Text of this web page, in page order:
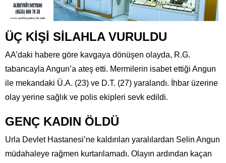
ÜÇ KİŞİ SİLAHLA VURULDU
AA’daki habere göre kavgaya dönüşen olayda, R.G.
tabancayla Angun’a ateş etti. Mermilerin isabet ettiği Angun
ile mekandaki Ü.A. (23) ve D.T. (27) yaralandı. İhbar üzerine
olay yerine sağlık ve polis ekipleri sevk edildi.
GENÇ KADIN ÖLDÜ
Urla Devlet Hastanesi’ne kaldırılan yaralılardan Selin Angun
müdahaleye rağmen kurtarılamadı. Olayın ardından kaçan